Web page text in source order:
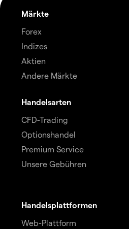
Märkte
Forex
Indizes
Aktien
Andere Märkte
Handelsarten
CFD-Trading
Optionshandel
Premium Service
Unsere Gebühren
Handelsplattformen
Web-Plattform